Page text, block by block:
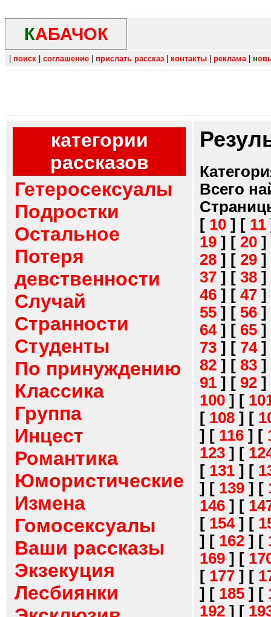
КАБАЧОК
поиск соглашение прислать рассказ контакты реклама| н
категории
рассказов
Гетеросексуалы
Подростки
Остальное
Потеря
девственности
Случай
Странности
Студенты
По принуждению
Классика
Группа
Инцест
Романтика
Юмористические
Измена
Гомосексуалы
Ваши рассказы
Экзекуция
Лесбиянки
Всего
[ 10 ] [ 11
19 ] [ 20 ]
28 ] [ 29 ]
37 ] [ 38 ]
46 ] [ 47 ]
55 ] [ 56 ]
64] [ 65 ]
73 ] [ 74]
82 ] [ 83 ]
91 ] [ 92 ]
100 ] [
[ 108 ] [
] [ 116 ] [
123 ] [
[ 131 ] [
] [ 139 ] [
146 ] [
[ 154] [
] [ 162 ] [
169 ] [
[ 177 ] [
] [ 185 ] [
192 ] [